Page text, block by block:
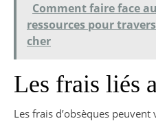
Comment faire face
ressources pour
cher
Les frais liés
Les frais d’obsèques